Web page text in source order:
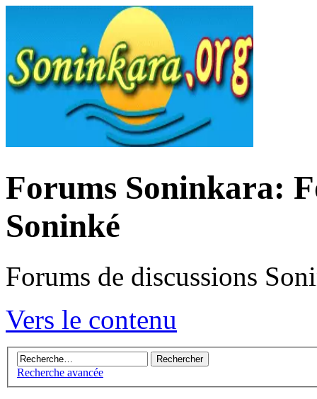
Forums Soninkara:
Soninké
Forums de discussions
Vers le contenu
Recherche avancée